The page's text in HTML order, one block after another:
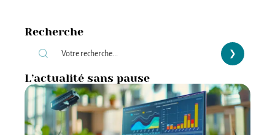
Recherche
L’actualité sans pause